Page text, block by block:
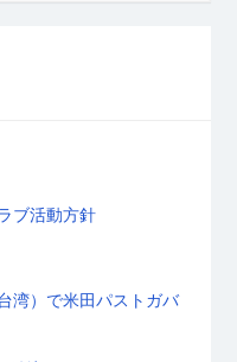
ブ活動方針
湾）で米田パストガバ